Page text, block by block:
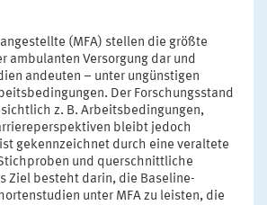
(MFA) stellen die größte
ambulanten Versorgung dar und
andeuten – unter ungünstigen
Der Forschungsstand
z. B. Arbeitsbedingungen,
bleibt jedoch
gekennzeichnet durch eine veraltete
und querschnittliche
Ziel besteht darin, die Baseline-
unter MFA zu leisten, die